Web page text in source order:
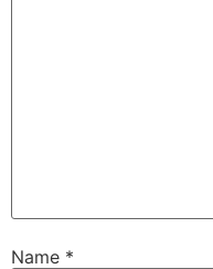
Name *